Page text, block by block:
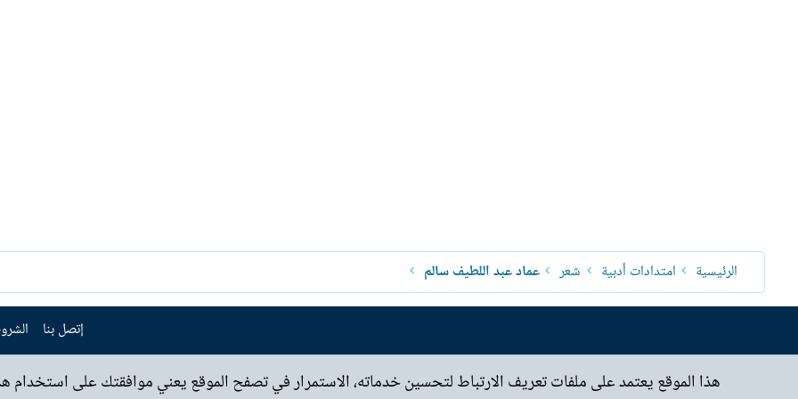
الرئيسية امتدادات أدبية شعر عماد عبد اللطيف سالم
إتصل بنا
هذا الموقع يعتمد على ملفات تعريف الارتباط لتحسين خدماته، الاستمرار في تصفح الموقع يعني موافقتك على استخدام